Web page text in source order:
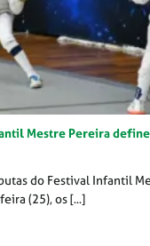
Mestre Pereira
do Festival Infantil
(25), os [...]